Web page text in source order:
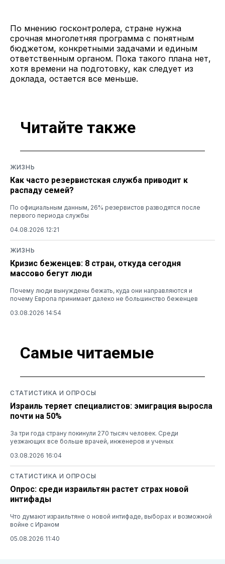
По мнению госконтролера, стране нужна
срочная многолетняя программа с понятным
бюджетом, конкретными задачами и единым
ответственным органом. Пока такого плана нет,
хотя времени на подготовку, как следует из
доклада, остается все меньше.
Читайте также
ЖИЗНЬ
Как часто резервистская служба приводит к
распаду семей?
По официальным данным, 26% резервистов разводятся после
первого периода службы
04.08.2026 12:21
ЖИЗНЬ
Кризис беженцев: 8 стран, откуда сегодня
массово бегут люди
Почему люди вынуждены бежать, куда они направляются и
почему Европа принимает далеко не большинство беженцев
03.08.2026 14:54
Самые читаемые
СТАТИСТИКА И ОПРОСЫ
Израиль теряет специалистов: эмиграция выросла
почти на 50%
За три года страну покинули 270 тысяч человек. Среди
уезжающих все больше врачей, инженеров и ученых
03.08.2026 16:04
СТАТИСТИКА И ОПРОСЫ
Опрос: среди израильтян растет страх новой
интифады
Что думают израильтяне о новой интифаде, выборах и возможной
войне с Ираном
05.08.2026 11:40